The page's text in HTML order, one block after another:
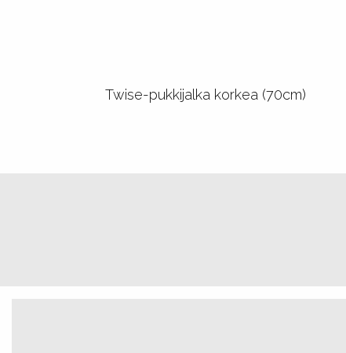
Twise-pukkijalka korkea (70cm)